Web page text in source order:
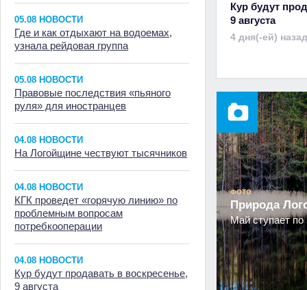
05.08 НОВОСТИ
Где и как отдыхают на водоемах,
узнала рейдовая группа
05.08 НОВОСТИ
Правовые последствия «пьяного
руля» для иностранцев
04.08 НОВОСТИ
На Логойщине чествуют тысячников
04.08 НОВОСТИ
КГК проведет «горячую линию» по
проблемным вопросам
потребкооперации
04.08 НОВОСТИ
Кур будут продавать в воскресенье,
9 августа
Кур будут
9 августа
4 дня(-ей) назад
ФОТО
Природа
Май ступает по